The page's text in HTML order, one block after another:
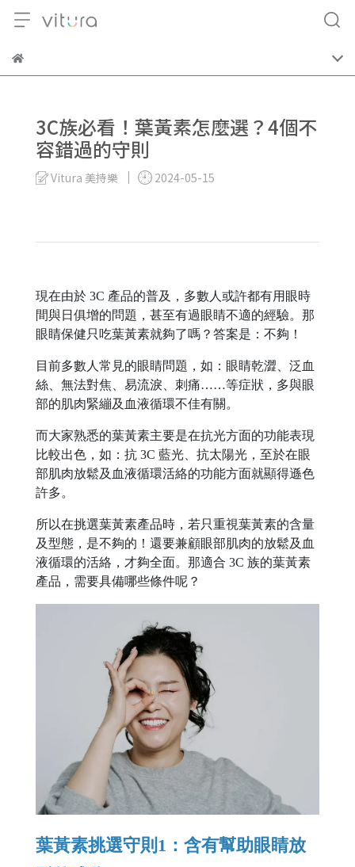
3C族必看！葉黃素怎麼選？4個不
容錯過的守則
Vitura 美持樂 2024-05-15
現在由於 3C 產品的普及，多數人或許都有用眼時
間與日俱增的問題，甚至有過眼睛不適的經驗。那
眼睛保健只吃葉黃素就夠了嗎？答案是：不夠！
目前多數人常見的眼睛問題，如：眼睛乾澀、泛血
絲、無法對焦、易流淚、刺痛……等症狀，多與眼
部的肌肉緊繃及血液循環不佳有關。
而大家熟悉的葉黃素主要是在抗光方面的功能表現
比較出色，如：抗 3C 藍光、抗太陽光，至於在眼
部肌肉放鬆及血液循環活絡的功能方面就顯得遜色
許多。
所以在挑選葉黃素產品時，若只重視葉黃素的含量
及型態，是不夠的！還要兼顧眼部肌肉的放鬆及血
液循環的活絡，才夠全面。那適合 3C 族的葉黃素
產品，需要具備哪些條件呢？
葉黃素挑選守則1：含有幫助眼睛放